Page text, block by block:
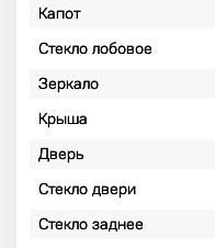
Капот
Стекло лобовое
Зеркало
Крыша
Дверь
Стекло двери
Стекло заднее